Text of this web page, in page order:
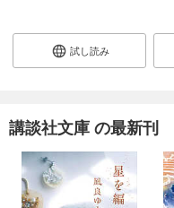
試し読み
講談社文庫 の最新刊